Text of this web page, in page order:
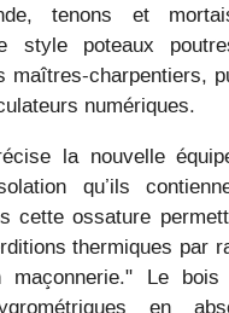
tenons et
style poteaux
maîtres-charpentiers,
numériques.
la nouvelle
qu’ils
cette ossature
thermiques par
maçonnerie." Le
en